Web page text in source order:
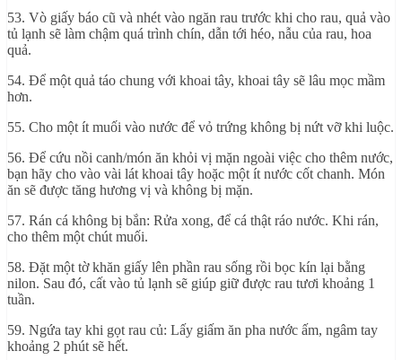
53. Vò giấy báo cũ và nhét vào ngăn rau trước khi cho rau, quả vào
tủ lạnh sẽ làm chậm quá trình chín, dẫn tới héo, nẫu của rau, hoa
quả.
54. Để một quả táo chung với khoai tây, khoai tây sẽ lâu mọc mầm
hơn.
55. Cho một ít muối vào nước để vỏ trứng không bị nứt vỡ khi luộc.
56. Để cứu nồi canh/món ăn khỏi vị mặn ngoài việc cho thêm nước,
bạn hãy cho vào vài lát khoai tây hoặc một ít nước cốt chanh. Món
ăn sẽ được tăng hương vị và không bị mặn.
57. Rán cá không bị bắn: Rửa xong, để cá thật ráo nước. Khi rán,
cho thêm một chút muối.
58. Đặt một tờ khăn giấy lên phần rau sống rồi bọc kín lại bằng
nilon. Sau đó, cất vào tủ lạnh sẽ giúp giữ được rau tươi khoảng 1
tuần.
59. Ngứa tay khi gọt rau củ: Lấy giấm ăn pha nước ấm, ngâm tay
khoảng 2 phút sẽ hết.